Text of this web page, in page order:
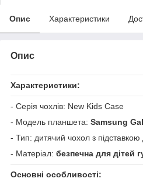
Опис Характеристики
Опис
Характеристики:
- Серія чохлів: New Kids Case
- Модель планшета: Samsung
- Тип: дитячий чохол з
- Матеріал: безпечна для дітей
Основні особливості: